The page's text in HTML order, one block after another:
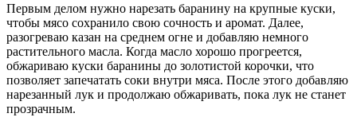
Первым делом нужно нарезать баранину на крупные куски,
чтобы мясо сохранило свою сочность и аромат. Далее,
разогреваю казан на среднем огне и добавляю немного
растительного масла. Когда масло хорошо прогреется,
обжариваю куски баранины до золотистой корочки, что
позволяет запечатать соки внутри мяса. После этого добавляю
нарезанный лук и продолжаю обжаривать, пока лук не станет
прозрачным.